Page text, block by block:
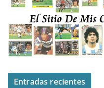
Entradas recientes